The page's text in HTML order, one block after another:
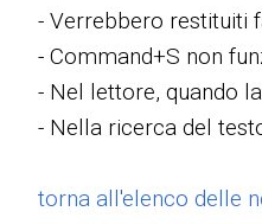
- Verrebbero restituiti
- Command+S non
- Nel lettore, quando
- Nella ricerca del
torna all'elenco delle